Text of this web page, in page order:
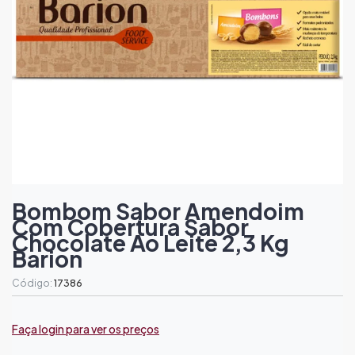
Bombom Sabor Amendoim
Com Cobertura Sabor
Chocolate Ao Leite 2,3 Kg
Barion
Código: 17386
Faça login para ver os preços